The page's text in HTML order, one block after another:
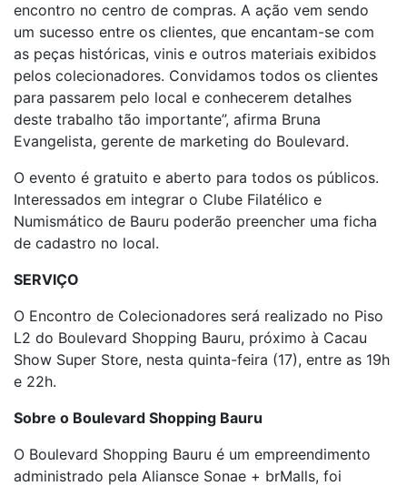
encontro no centro de compras. A ação vem sendo
um sucesso entre os clientes, que encantam-se com
as peças históricas, vinis e outros materiais exibidos
pelos colecionadores. Convidamos todos os clientes
para passarem pelo local e conhecerem detalhes
deste trabalho tão importante”, afirma Bruna
Evangelista, gerente de marketing do Boulevard.
O evento é gratuito e aberto para todos os públicos.
Interessados em integrar o Clube Filatélico e
Numismático de Bauru poderão preencher uma ficha
de cadastro no local.
SERVIÇO
O Encontro de Colecionadores será realizado no Piso
L2 do Boulevard Shopping Bauru, próximo à Cacau
Show Super Store, nesta quinta-feira (17), entre as 19h
e 22h.
Sobre o Boulevard Shopping Bauru
O Boulevard Shopping Bauru é um empreendimento
administrado pela Aliansce Sonae + brMalls, foi